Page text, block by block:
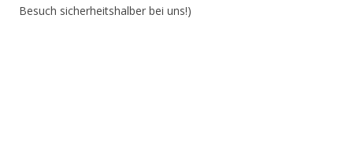
Besuch sicherheitshalber bei uns!)